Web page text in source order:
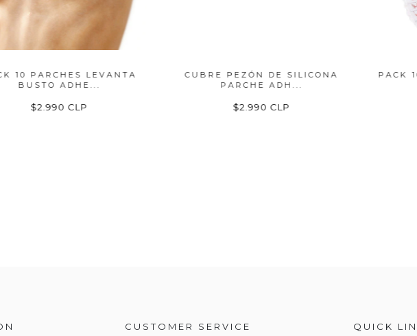
PARCHES LEVANTA
BUSTO ADHE...
$2.990 CLP
CUBRE PEZÓN DE SILICONA
PARCHE ADH...
$2.990 CLP
PACK 10
CUSTOMER SERVICE QUICK